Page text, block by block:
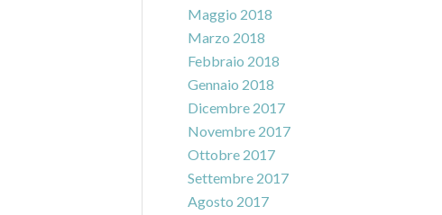
Maggio 2018
Marzo 2018
Febbraio 2018
Gennaio 2018
Dicembre 2017
Novembre 2017
Ottobre 2017
Settembre 2017
Agosto 2017